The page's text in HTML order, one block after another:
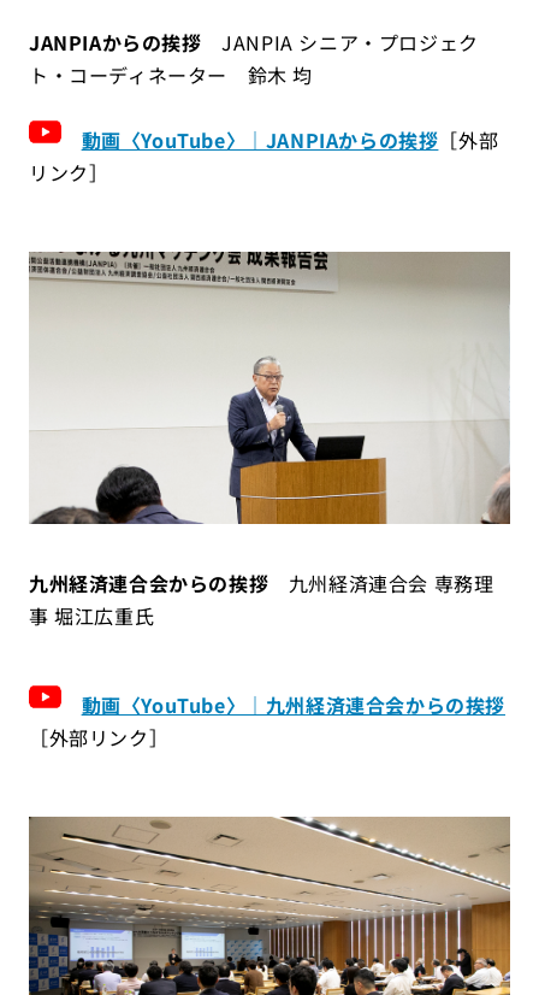
JANPIAからの挨拶JANPIA シニア・プロジェク
ト・コーディネーター 鈴木 均
動画〈YouTube〉｜JANPIAからの挨拶 ［外部
リンク］
九州経済連合会からの挨拶 九州経済連合会 専務理
事 堀江広重氏
動画〈YouTube〉｜九州経済連合会からの挨拶
［外部リンク］